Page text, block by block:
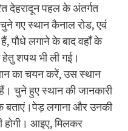
देहरादून पहल के अंतर्गत
गए स्थान कैनाल रोड, एवं
पौधे लगाने के बाद वहाँ के
हेतु शपथ भी ली गई।
का चयन करें, उस स्थान
चुने हुए स्थान की जानकारी
बताएं।पेड़ लगाना और उनकी
होगी। आइए, मिलकर